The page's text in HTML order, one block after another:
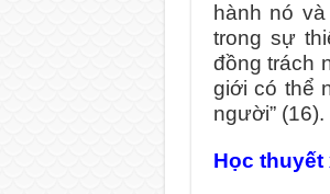
hành nó
trong sự
đồng trách
giới có thể
người” (16).
Học thuyết